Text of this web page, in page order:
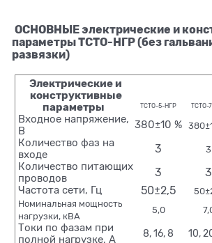
ОСНОВНЫЕ электрические и
параметры ТСТО-НГР (без
развязки)
Электрические и
конструктивные
параметры
ТСТО-5-НГР ТСТО-
Входное напряжение,
В
380±10 %
Количество фаз на
входе
3 3
Количество питающих
проводов
3 3
Частота сети, Гц 50±2,5
Номинальная мощность
нагрузки, кВА
5,0
Токи по фазам при
полной нагрузке, А
8, 16, 8 10,